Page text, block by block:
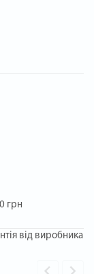
грн
від виробника